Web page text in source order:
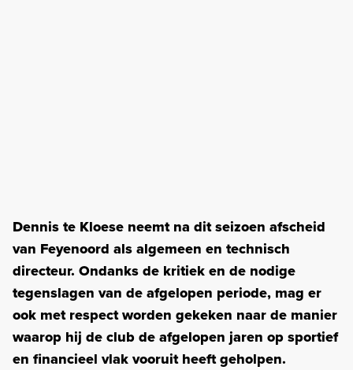
Dennis te Kloese neemt na dit seizoen afscheid
van Feyenoord als algemeen en technisch
directeur. Ondanks de kritiek en de nodige
tegenslagen van de afgelopen periode, mag er
ook met respect worden gekeken naar de manier
waarop hij de club de afgelopen jaren op sportief
en financieel vlak vooruit heeft geholpen.